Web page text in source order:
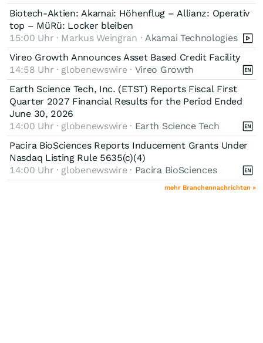
Biotech-Aktien: Akamai: Höhenflug – Allianz: Operativ
top – MüRü: Locker bleiben
15:00 Uhr · Markus Weingran · Akamai Technologies
Vireo Growth Announces Asset Based Credit Facility
14:58 Uhr · globenewswire · Vireo Growth
Earth Science Tech, Inc. (ETST) Reports Fiscal First
Quarter 2027 Financial Results for the Period Ended
June 30, 2026
14:00 Uhr · globenewswire · Earth Science Tech
Pacira BioSciences Reports Inducement Grants Under
Nasdaq Listing Rule 5635(c)(4)
14:00 Uhr · globenewswire · Pacira BioSciences
mehr Branchennachrichten »